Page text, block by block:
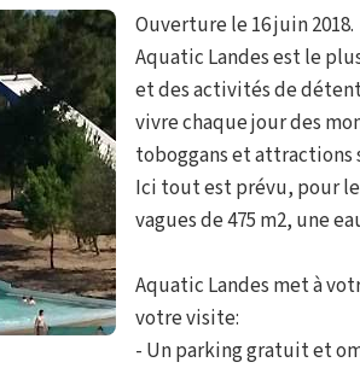
Ouverture le 16 juin 2018.
Aquatic Landes est le
et des activités de
vivre chaque jour des
toboggans et attractions
Ici tout est prévu, pour
vagues de 475 m2, une
Aquatic Landes met à
votre visite:
- Un parking gratuit et